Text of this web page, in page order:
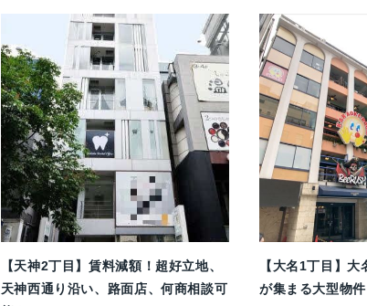
【天神2丁目】賃料減額！超好立地、
天神西通り沿い、路面店、何商相談可
【大名1丁目】
が集まる大型物件